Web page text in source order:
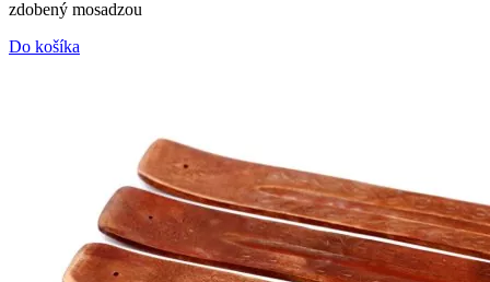
zdobený mosadzou
Do košíka